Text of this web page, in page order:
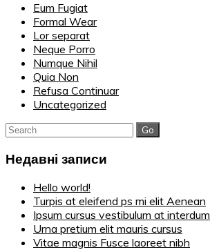
Eum Fugiat
Formal Wear
Lor separat
Neque Porro
Numque Nihil
Quia Non
Refusa Continuar
Uncategorized
Search
Недавні записи
Hello world!
Turpis at eleifend ps mi elit Aenean
Ipsum cursus vestibulum at interdum
Urna pretium elit mauris cursus
Vitae magnis Fusce laoreet nibh